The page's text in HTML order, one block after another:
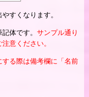
すくなります。
体です。 サンプル通り
意ください。
る際は備考欄に「名前